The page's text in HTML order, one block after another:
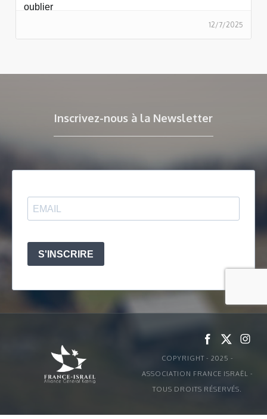
oublier
12/7/2025
Inscrivez-nous à la Newsletter
COPYRIGHT - 2025 -
ASSOCIATION FRANCE ISRAËL -
TOUS DROITS RÉSERVÉS.